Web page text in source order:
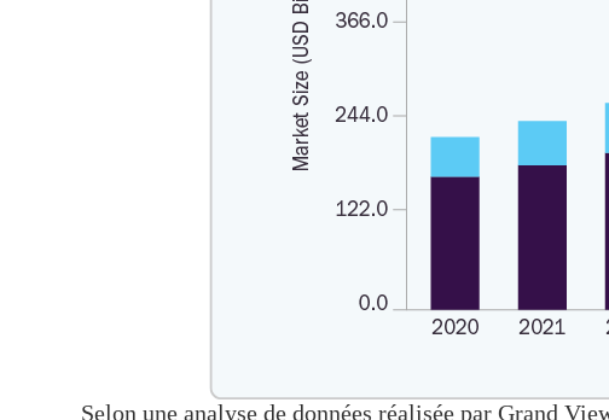
Selon une analyse de données réalisée par Grand